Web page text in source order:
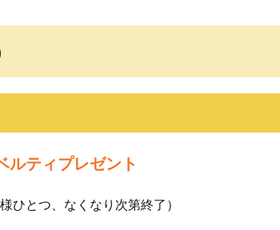
ティプレゼント
ひとつ、なくなり次第終了）